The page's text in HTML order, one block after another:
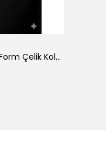
Altın Renkli Taş Detaylı Y Form Çelik Kolye